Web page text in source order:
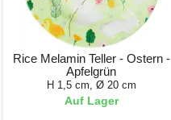
Rice Melamin Teller - Ostern -
Apfelgrün
H 1,5 cm, Ø 20 cm
Auf Lager